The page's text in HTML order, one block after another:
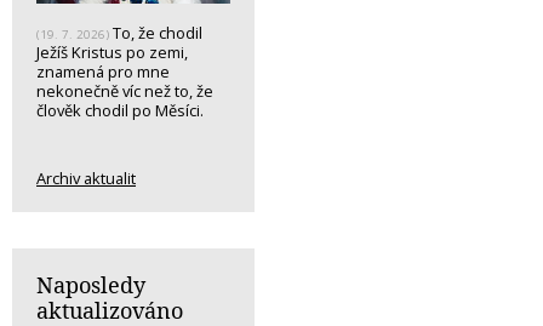
(19. 7. 2026) To, že chodil
Ježíš Kristus po zemi,
znamená pro mne
nekonečně víc než to, že
člověk chodil po Měsíci.
Archiv aktualit
Naposledy
aktualizováno